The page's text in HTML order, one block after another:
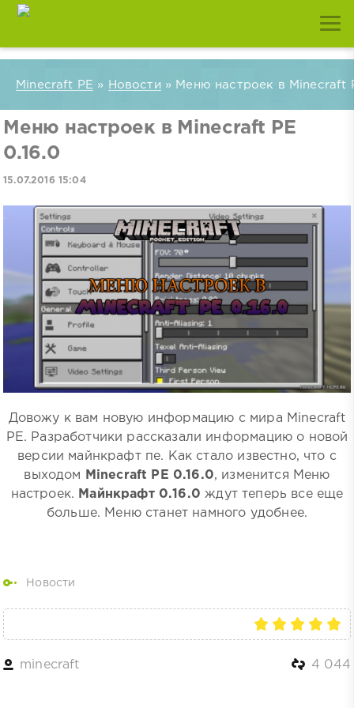
Minecraft PE » Новости » Меню настроек в Minecraft
Меню настроек в Minecraft PE
0.16.0
15.07.2016 15:04
Довожу к вам новую информацию с мира Minecraft
PE. Разработчики рассказали информацию о новой
версии майнкрафт пе. Как стало известно, что с
выходом
Minecraft PE 0.16.0, изменится Меню
настроек. Майнкрафт 0.16.0 ждут теперь все еще
больше. Меню станет намного удобнее.
Новости
minecraft 4 044